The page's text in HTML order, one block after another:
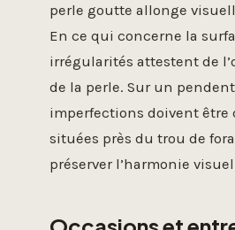
perle goutte allonge
En ce qui concerne la
irrégularités attestent de
de la perle. Sur un
imperfections doivent être
situées près du trou de
préserver l’harmonie